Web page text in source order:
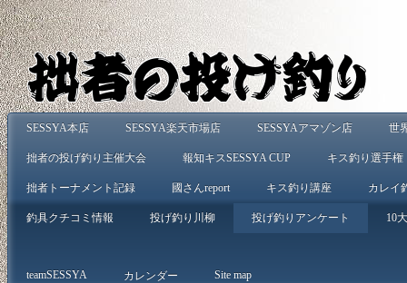
SESSYA本店 SESSYA楽天市場店 SESSYAアマゾン店 世
拙者の投げ釣り主催大会 報知キスSESSYA CUP キス釣り選手権
拙者トーナメント記録 國さんreport キス釣り講座 カレイ
釣具クチコミ情報 投げ釣り川柳 投げ釣りアンケート 10
teamSESSYA カレンダー Site map